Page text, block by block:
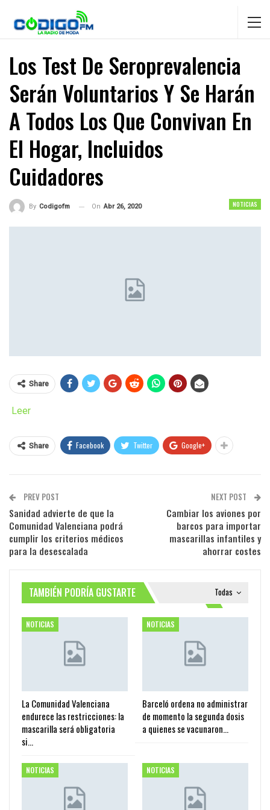
Los Test De Seroprevalencia
Serán Voluntarios Y Se Harán
A Todos Los Que Convivan En
El Hogar, Incluidos
Cuidadores
NOTICIAS
By Codigofm On Abr 26, 2020
Share
Leer
Share Facebook Twitter Google+
PREV POST
Sanidad advierte de que la
Comunidad Valenciana podrá
cumplir los criterios médicos
para la desescalada
NEXT POST
Cambiar los aviones por
barcos para importar
mascarillas infantiles y
ahorrar costes
Todas
TAMBIÉN PODRÍA GUSTARTE
NOTICIAS
La Comunidad Valenciana
endurece las restricciones: la
mascarilla será obligatoria
si…
NOTICIAS
Barceló ordena no administrar
de momento la segunda dosis
a quienes se vacunaron…
NOTICIAS NOTICIAS